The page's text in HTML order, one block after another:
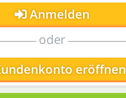
Anmelden
oder
eröffnen